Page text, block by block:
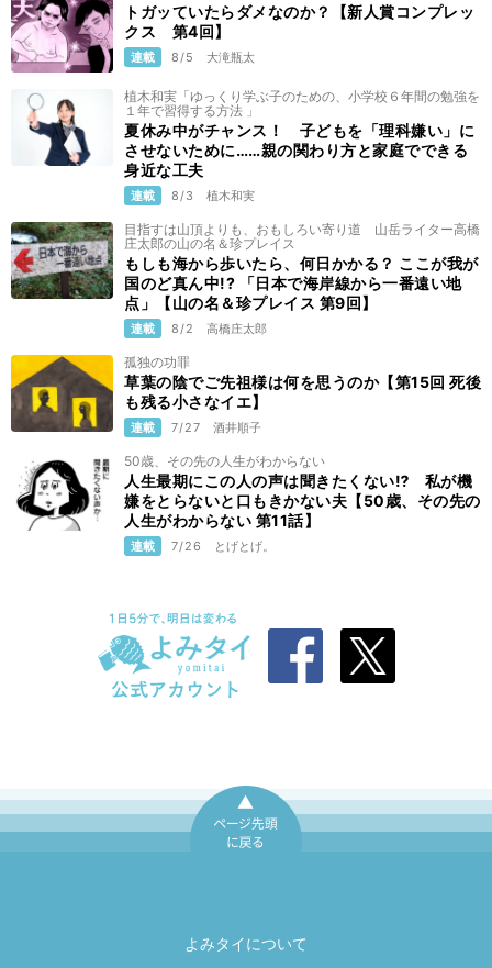
トガッていたらダメなのか？【新人賞コンプレッ
クス 第4回】
連載 8/5 大滝瓶太
植木和実「ゆっくり学ぶ子のための、小学校６年間の勉強を
１年で習得する方法 」
夏休み中がチャンス！ 子どもを「理科嫌い」に
させないために……親の関わり方と家庭でできる
身近な工夫
連載 8/3 植木和実
目指すは山頂よりも、おもしろい寄り道 山岳ライター高橋
庄太郎の山の名＆珍プレイス
もしも海から歩いたら、何日かかる？ ここが我が
国のど真ん中!? 「日本で海岸線から一番遠い地
点」【山の名＆珍プレイス 第9回】
連載 8/2 高橋庄太郎
孤独の功罪
草葉の陰でご先祖様は何を思うのか【第15回 死後
も残る小さなイエ】
連載 7/27 酒井順子
50歳、その先の人生がわからない
人生最期にこの人の声は聞きたくない⁉ 私が機
嫌をとらないと口もきかない夫【50歳、その先の
人生がわからない 第11話】
連載 7/26 とげとげ。
よみタイについて